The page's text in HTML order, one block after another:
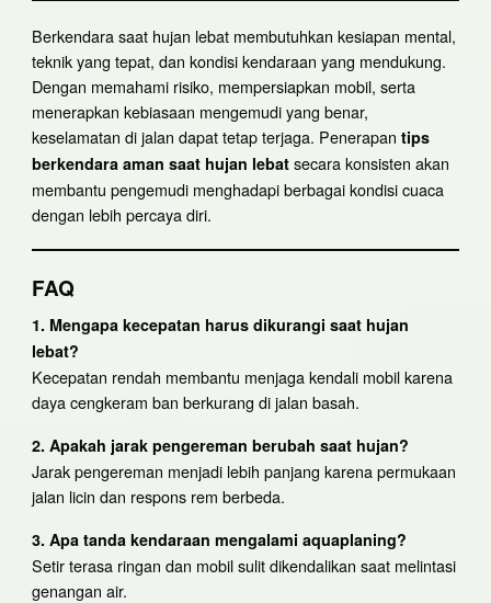
Berkendara saat hujan lebat membutuhkan kesiapan mental,
teknik yang tepat, dan kondisi kendaraan yang mendukung.
Dengan memahami risiko, mempersiapkan mobil, serta
menerapkan kebiasaan mengemudi yang benar,
keselamatan di jalan dapat tetap terjaga. Penerapantips
berkendara aman saat hujan lebat secara konsisten akan
membantu pengemudi menghadapi berbagai kondisi cuaca
dengan lebih percaya diri.
FAQ
1. Mengapa kecepatan harus dikurangi saat hujan
lebat?
Kecepatan rendah membantu menjaga kendali mobil karena
daya cengkeram ban berkurang di jalan basah.
2. Apakah jarak pengereman berubah saat hujan?
Jarak pengereman menjadi lebih panjang karena permukaan
jalan licin dan respons rem berbeda.
3. Apa tanda kendaraan mengalami aquaplaning?
Setir terasa ringan dan mobil sulit dikendalikan saat melintasi
genangan air.